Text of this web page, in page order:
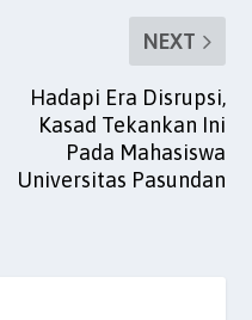
NEXT
Hadapi Era Disrupsi,
Kasad Tekankan Ini
Pada Mahasiswa
Universitas Pasundan